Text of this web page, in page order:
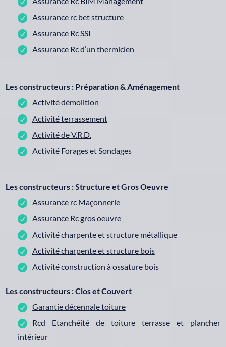
Assurance rc bet structure
Assurance Rc SSI
Assurance Rc d’un thermicien
Les constructeurs : Préparation & Aménagement
Activité démolition
Activité terrassement
Activité de V.R.D.
Activité Forages et Sondages
Les constructeurs : Structure et Gros Oeuvre
Assurance rc Maçonnerie
Assurance Rc gros oeuvre
Activité charpente et structure métallique
Activité charpente et structure bois
Activité construction à ossature bois
Les constructeurs : Clos et Couvert
Garantie décennale toiture
Rcd Etanchéité de toiture terrasse et plancher
intérieur